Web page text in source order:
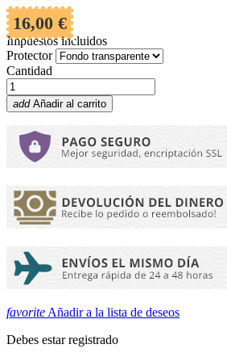
16,00 €
Impuestos incluidos
Protector
Cantidad
add Añadir al carrito
favorite Añadir a la lista de deseos
Debes estar registrado